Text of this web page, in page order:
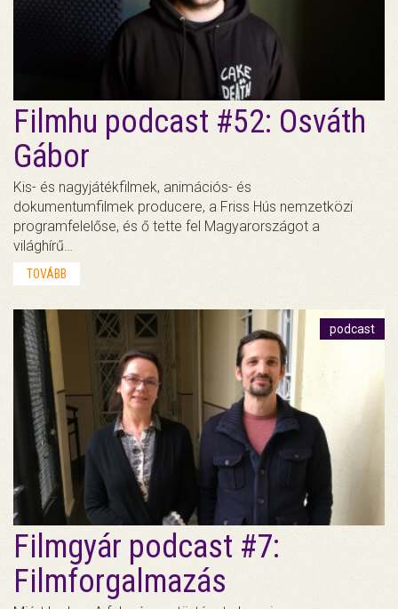
Filmhu podcast #52: Osváth
Gábor
Kis- és nagyjátékfilmek, animációs- és
dokumentumfilmek producere, a Friss Hús nemzetközi
programfelelőse, és ő tette fel Magyarországot a
világhírű…
TOVÁBB
podcast
Filmgyár podcast #7:
Filmforgalmazás